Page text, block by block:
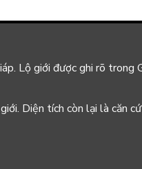
Lộ giới được ghi rõ trong
Diện tích còn lại là căn